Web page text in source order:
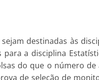
destinadas às
a disciplina
do que o número
de seleção de